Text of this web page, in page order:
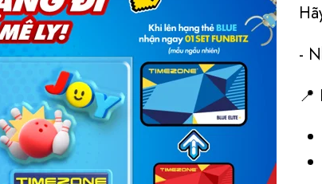
-
📍